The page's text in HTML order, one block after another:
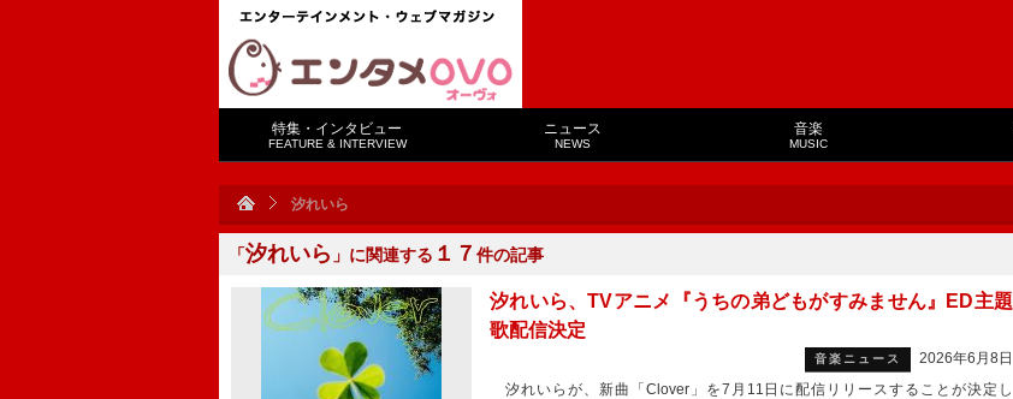
特集・インタビュー
FEATURE & INTERVIEW
ニュース
NEWS
音楽
MUSIC
汐れいら
「汐れいら 」に関連する １７ 件の記事
汐れいら、TVアニメ『うちの弟どもがすみません』ED主題
歌配信決定
音楽ニュース
2026年6月8日
汐れいらが、新曲「Clover」を7月11日に配信リリースすることが決定し